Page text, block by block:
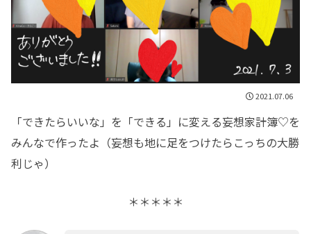
2021.07.06
「できたらいいな」を「できる」に変える妄想家計簿♡を
みんなで作ったよ（妄想も地に足をつけたらこっちの大勝
利じゃ）
＊＊＊＊＊